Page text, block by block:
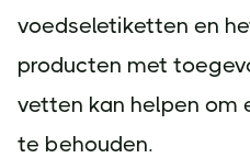
voedseletiketten en
producten met
vetten kan helpen om
te behouden.